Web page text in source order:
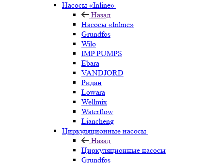
Насосы «Inline»
Назад
Насосы «Inline»
Grundfos
Wilo
IMP PUMPS
Ebara
VANDJORD
Ридан
Lowara
Wellmix
Waterflow
Liancheng
Циркуляционные насосы
Назад
Циркуляционные насосы
Grundfos